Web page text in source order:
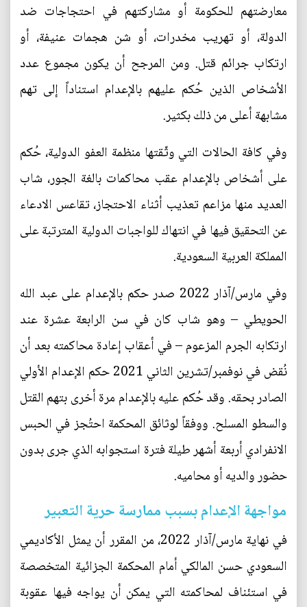
معارضتهم للحكومة أو مشاركتهم في احتجاجات ضد
الدولة، أو تهريب مخدرات، أو شن هجمات عنيفة، أو
ارتكاب جرائم قتل. ومن المرجح أن يكون مجموع عدد
الأشخاص الذين حُكم عليهم بالإعدام استناداً إلى تهم
مشابهة أعلى من ذلك بكثير.
وفي كافة الحالات التي وثّقتها منظمة العفو الدولية، حُكم
على أشخاص بالإعدام عقب محاكمات بالغة الجور، شاب
العديد منها مزاعم تعذيب أثناء الاحتجاز، تقاعس الادعاء
عن التحقيق فيها في انتهاك للواجبات الدولية المترتبة على
المملكة العربية السعودية.
وفي مارس/آذار 2022 صدر حكم بالإعدام على عبد الله
الحويطي – وهو شاب كان في سن الرابعة عشرة عند
ارتكابه الجرم المزعوم – في أعقاب إعادة محاكمته بعد أن
نُقض في نوفمبر/تشرين الثاني 2021 حكم الإعدام الأولي
الصادر بحقه. وقد حُكم عليه بالإعدام مرة أخرى بتهم القتل
والسطو المسلح. ووفقاً لوثائق المحكمة احتُجز في الحبس
الانفرادي أربعة أشهر طيلة فترة استجوابه الذي جرى بدون
حضور والديه أو محاميه.
مواجهة الإعدام بسبب ممارسة حرية التعبير
في نهاية مارس/آذار 2022، من المقرر أن يمثل الأكاديمي
السعودي حسن المالكي أمام المحكمة الجزائية المتخصصة
في استئناف لمحاكمته التي يمكن أن يواجه فيها عقوبة